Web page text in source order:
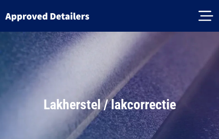
Lakherstel / lakcorrectie